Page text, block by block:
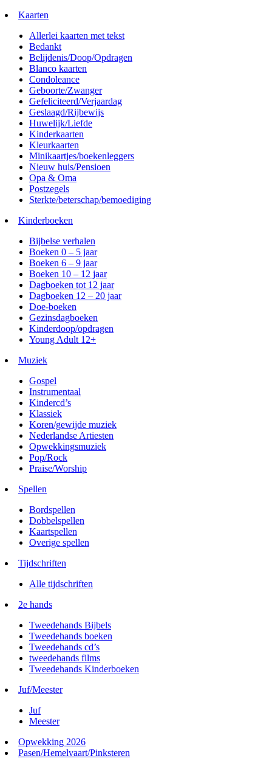
Kaarten
Allerlei kaarten met tekst
Bedankt
Belijdenis/Doop/Opdragen
Blanco kaarten
Condoleance
Geboorte/Zwanger
Gefeliciteerd/Verjaardag
Geslaagd/Rijbewijs
Huwelijk/Liefde
Kinderkaarten
Kleurkaarten
Minikaartjes/boekenleggers
Nieuw huis/Pensioen
Opa & Oma
Postzegels
Sterkte/beterschap/bemoediging
Kinderboeken
Bijbelse verhalen
Boeken 0 – 5 jaar
Boeken 6 – 9 jaar
Boeken 10 – 12 jaar
Dagboeken tot 12 jaar
Dagboeken 12 – 20 jaar
Doe-boeken
Gezinsdagboeken
Kinderdoop/opdragen
Young Adult 12+
Muziek
Gospel
Instrumentaal
Kindercd’s
Klassiek
Koren/gewijde muziek
Nederlandse Artiesten
Opwekkingsmuziek
Pop/Rock
Praise/Worship
Spellen
Bordspellen
Dobbelspellen
Kaartspellen
Overige spellen
Tijdschriften
Alle tijdschriften
2e hands
Tweedehands Bijbels
Tweedehands boeken
Tweedehands cd’s
tweedehands films
Tweedehands Kinderboeken
Juf/Meester
Juf
Meester
Opwekking 2026
Pasen/Hemelvaart/Pinksteren